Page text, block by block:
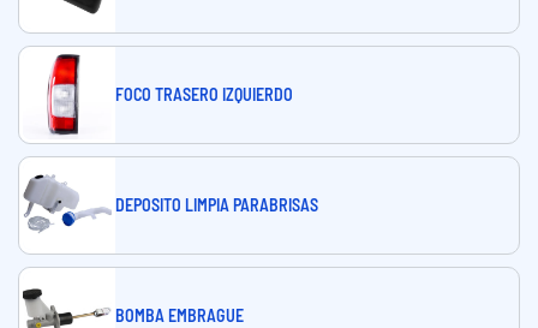
FOCO TRASERO IZQUIERDO
DEPOSITO LIMPIA PARABRISAS
BOMBA EMBRAGUE